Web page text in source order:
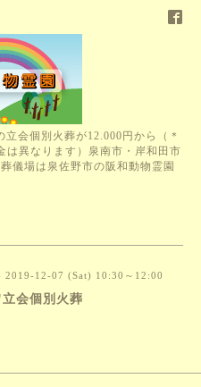
会個別火葬が12.000円から（＊
は異なります）泉南市・岸和田市
儀場は泉佐野市の阪和動物霊園
12-07 (Sat) 10:30～12:00
会個別火葬